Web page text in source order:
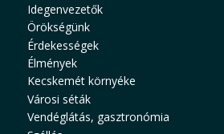
Idegenvezetők
Örökségünk
Érdekességek
Élmények
Kecskemét környéke
Városi séták
Vendéglátás, gasztronómia